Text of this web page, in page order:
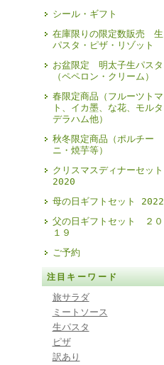
シール・ギフト
在庫限りの限定数販売 生
パスタ・ピザ・リゾット
お盆限定 明太子生パスタ
（ペペロン・クリーム）
春限定商品（フルーツトマ
ト、イカ墨、な花、モルタ
デラハム他）
秋冬限定商品（ポルチー
ニ・焼芋等）
クリスマスディナーセット
2020
母の日ギフトセット 2022
父の日ギフトセット ２０
１９
ご予約
注目キーワード
旅サラダ
ミートソース
生パスタ
ピザ
訳あり